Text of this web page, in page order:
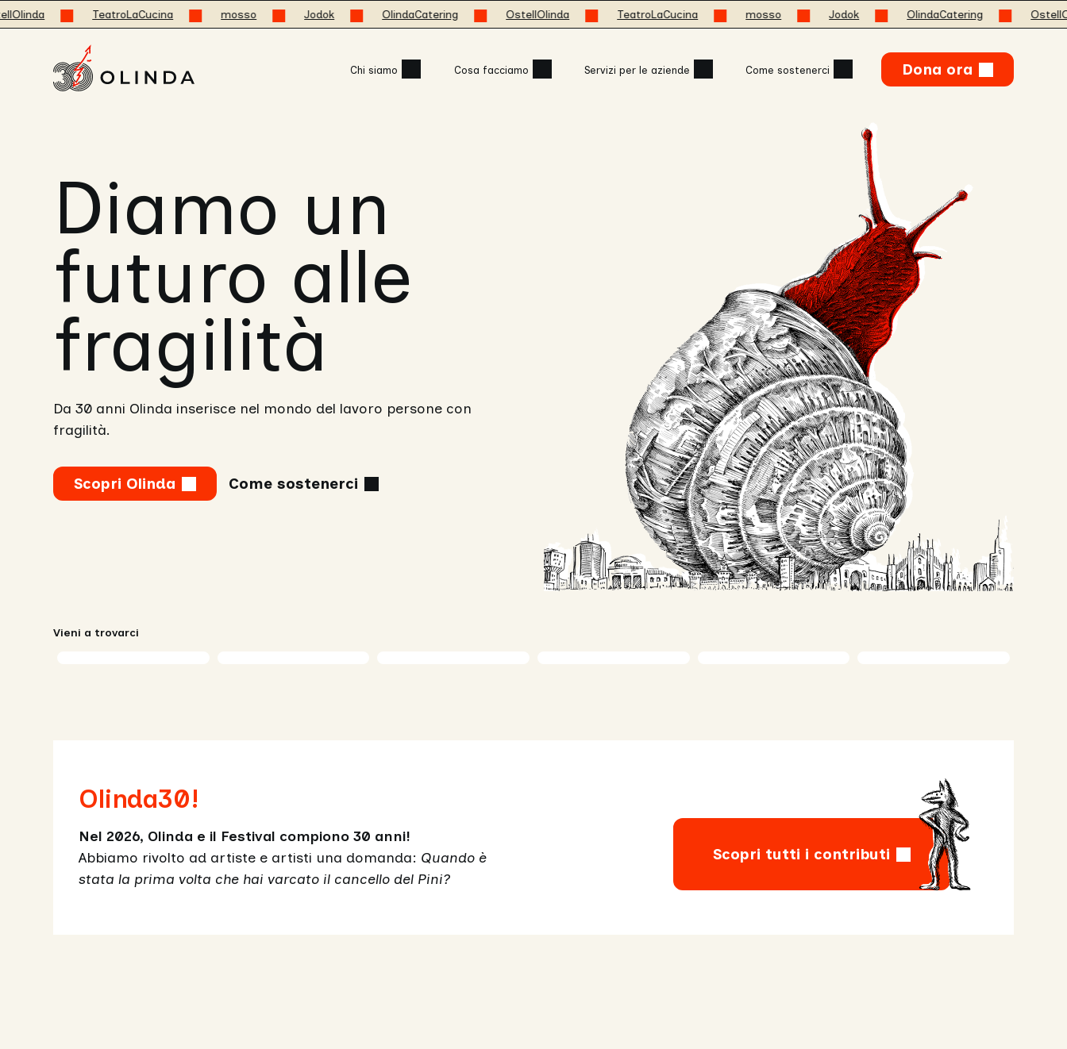
TeatroLaCucina mosso Jodok OlindaCatering OstellOlinda TeatroLaCucina mosso Jodok OlindaCatering OstellOlinda
Chi siamo Cosa facciamo Servizi per le aziende Come sostenerci Dona ora
Diamo un
futuro alle
fragilità
Da 30 anni Olinda inserisce nel mondo del lavoro persone con
fragilità.
Scopri Olinda Come sostenerci
Vieni a trovarci
Olinda30!
Nel 2026, Olinda e il Festival compiono 30 anni!
Abbiamo rivolto ad artiste e artisti una domanda: Quando è
stata la prima volta che hai varcato il cancello del Pini?
Scopri tutti i contributi